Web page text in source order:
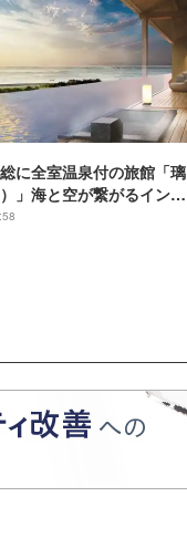
に全室温泉付の旅館「璃
」海と空が繋がるインフ
れ10室